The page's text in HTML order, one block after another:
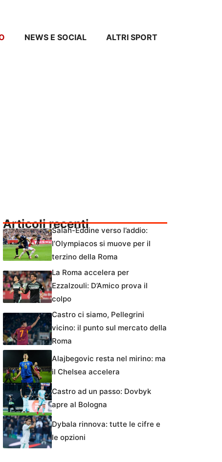
NEWS E SOCIAL ALTRI SPORT
Articoli recentiSalah-Eddine verso l’addio:
l’Olympiacos si muove per il
terzino della Roma
La Roma accelera per
Ezzalzouli: D’Amico prova il
colpo
Castro ci siamo, Pellegrini
vicino: il punto sul mercato della
Roma
Alajbegovic resta nel mirino: ma
il Chelsea accelera
Castro ad un passo: Dovbyk
apre al Bologna
Dybala rinnova: tutte le cifre e
le opzioni